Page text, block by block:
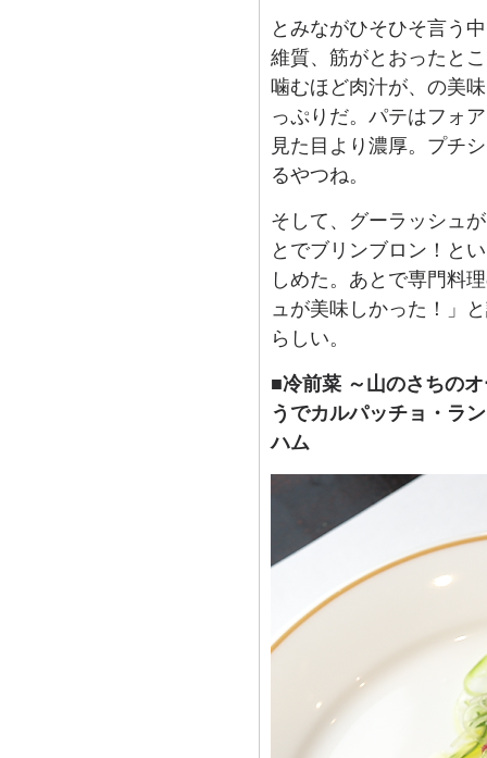
とみながひそひそ言う
維質、筋がとおったと
噛むほど肉汁が、の美
っぷりだ。パテはフォ
見た目より濃厚。プチ
るやつね。
そして、グーラッシュ
とでブリンブロン！と
しめた。あとで専門料
ュが美味しかった！」
らしい。
■冷前菜 ～山のさちの
うでカルパッチョ・ラ
ハム